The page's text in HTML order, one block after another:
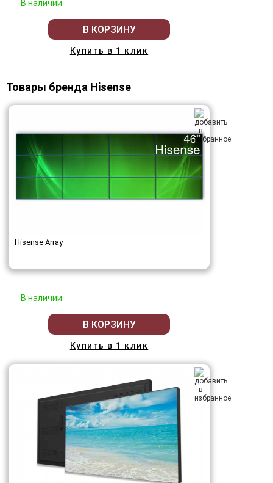
В наличии
В КОРЗИНУ
Купить в 1 клик
Товары бренда Hisense
Hisense Array
В наличии
В КОРЗИНУ
Купить в 1 клик